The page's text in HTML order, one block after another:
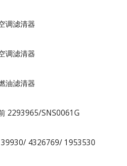
调滤清器
调滤清器
油滤清器
2293965/SNS0061G
4326769/ 1953530